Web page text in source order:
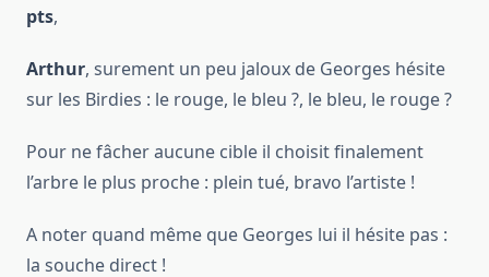
pts,
Arthur, surement un peu jaloux de Georges hésite
sur les Birdies : le rouge, le bleu ?, le bleu, le rouge ?
Pour ne fâcher aucune cible il choisit finalement
l’arbre le plus proche : plein tué, bravo l’artiste !
A noter quand même que Georges lui il hésite pas :
la souche direct !